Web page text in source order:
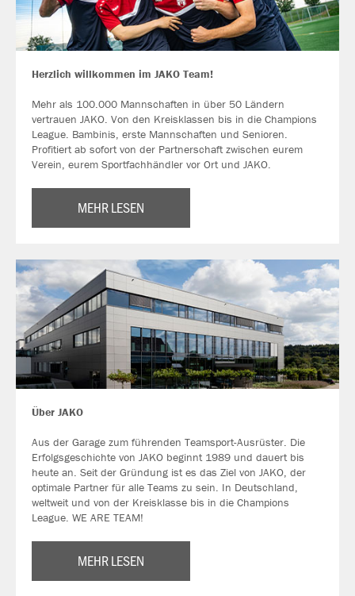
Herzlich willkommen im JAKO Team!
Mehr als 100.000 Mannschaften in über 50 Ländern
vertrauen JAKO. Von den Kreisklassen bis in die Champions
League. Bambinis, erste Mannschaften und Senioren.
Profitiert ab sofort von der Partnerschaft zwischen eurem
Verein, eurem Sportfachhändler vor Ort und JAKO.
MEHR LESEN
Über JAKO
Aus der Garage zum führenden Teamsport-Ausrüster. Die
Erfolgsgeschichte von JAKO beginnt 1989 und dauert bis
heute an. Seit der Gründung ist es das Ziel von JAKO, der
optimale Partner für alle Teams zu sein. In Deutschland,
weltweit und von der Kreisklasse bis in die Champions
League. WE ARE TEAM!
MEHR LESEN